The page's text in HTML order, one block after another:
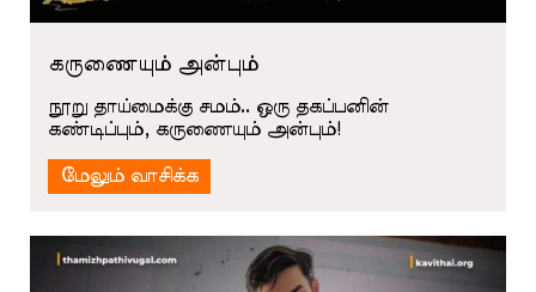
கருணையும் அன்பும்
நூறு தாய்மைக்கு சமம்.. ஒரு தகப்பனின்
கண்டிப்பும், கருணையும் அன்பும்!
மேலும் வாசிக்க